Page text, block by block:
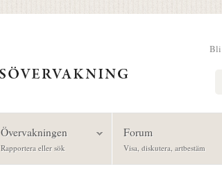
Bli
Övervakningen
Rapportera eller sök
Forum
Visa, diskutera, artbestäm